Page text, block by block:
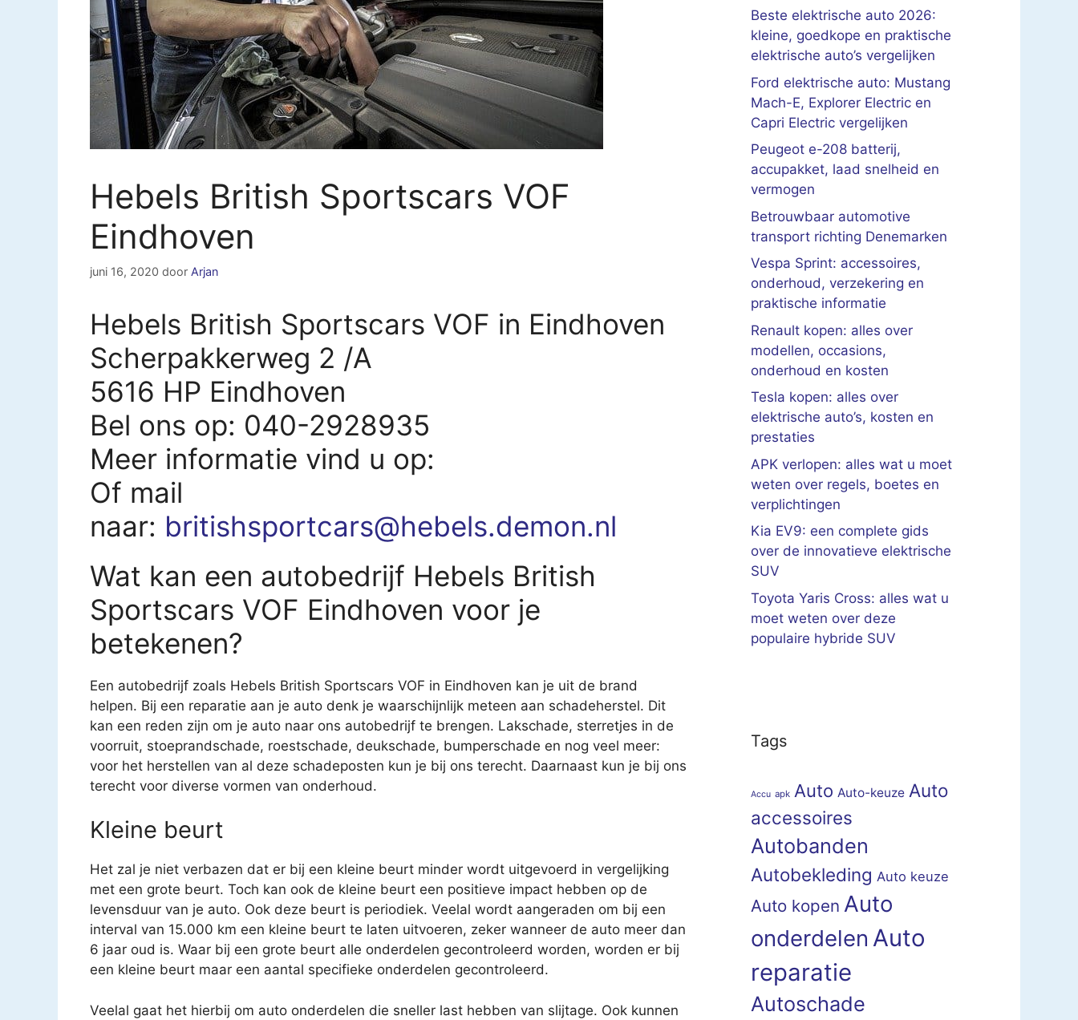
Hebels British Sportscars VOF
Eindhoven
juni 16, 2020 door Arjan
Hebels British Sportscars VOF in Eindhoven
Scherpakkerweg 2 /A
5616 HP Eindhoven
Bel ons op: 040-2928935
Meer informatie vind u op:
Of mail
naar: britishsportcars@hebels.demon.nl
Wat kan een autobedrijf Hebels British
Sportscars VOF Eindhoven voor je
betekenen?
Een autobedrijf zoals Hebels British Sportscars VOF in Eindhoven kan je uit de brand
helpen. Bij een reparatie aan je auto denk je waarschijnlijk meteen aan schadeherstel. Dit
kan een reden zijn om je auto naar ons autobedrijf te brengen. Lakschade, sterretjes in de
voorruit, stoeprandschade, roestschade, deukschade, bumperschade en nog veel meer:
voor het herstellen van al deze schadeposten kun je bij ons terecht. Daarnaast kun je bij ons
terecht voor diverse vormen van onderhoud.
Kleine beurt
Het zal je niet verbazen dat er bij een kleine beurt minder wordt uitgevoerd in vergelijking
met een grote beurt. Toch kan ook de kleine beurt een positieve impact hebben op de
levensduur van je auto. Ook deze beurt is periodiek. Veelal wordt aangeraden om bij een
interval van 15.000 km een kleine beurt te laten uitvoeren, zeker wanneer de auto meer dan
6 jaar oud is. Waar bij een grote beurt alle onderdelen gecontroleerd worden, worden er bij
een kleine beurt maar een aantal specifieke onderdelen gecontroleerd.
Veelal gaat het hierbij om auto onderdelen die sneller last hebben van slijtage. Ook kunnen
Beste elektrische auto 2026:
kleine, goedkope en praktische
elektrische auto’s vergelijken
Ford elektrische auto: Mustang
Mach-E, Explorer Electric en
Capri Electric vergelijken
Peugeot e-208 batterij,
accupakket, laad snelheid en
vermogen
Betrouwbaar automotive
transport richting Denemarken
Vespa Sprint: accessoires,
onderhoud, verzekering en
praktische informatie
Renault kopen: alles over
modellen, occasions,
onderhoud en kosten
Tesla kopen: alles over
elektrische auto’s, kosten en
prestaties
APK verlopen: alles wat u moet
weten over regels, boetes en
verplichtingen
Kia EV9: een complete gids
over de innovatieve elektrische
SUV
Toyota Yaris Cross: alles wat u
moet weten over deze
populaire hybride SUV
Tags
Accu apk Auto Auto-keuze Auto
accessoires
Autobanden
Autobekleding Auto keuze
Auto kopen Auto
onderdelen Auto
reparatie
Autoschade